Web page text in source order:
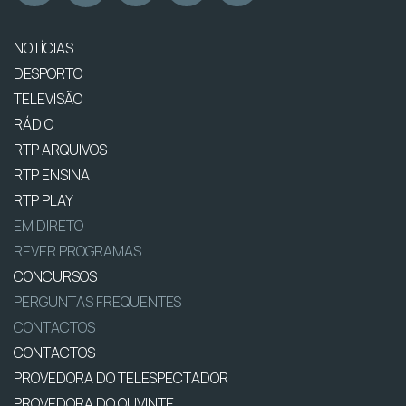
NOTÍCIAS
DESPORTO
TELEVISÃO
RÁDIO
RTP ARQUIVOS
RTP ENSINA
RTP PLAY
EM DIRETO
REVER PROGRAMAS
CONCURSOS
PERGUNTAS FREQUENTES
CONTACTOS
CONTACTOS
PROVEDORA DO TELESPECTADOR